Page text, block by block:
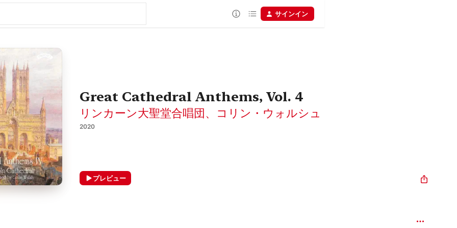
サインイン
Great Cathedral Anthems, Vol. 4
リンカーン大聖堂合唱団、 コリン・ウォルシュ
2020
プレビュー